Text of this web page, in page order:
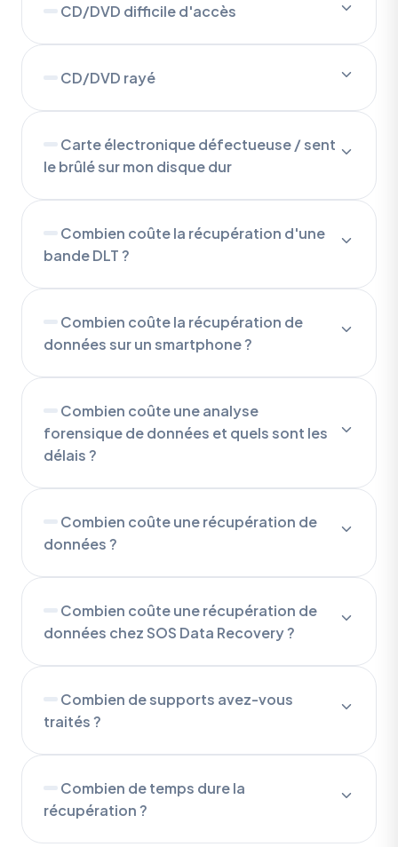
CD/DVD difficile d'accès
CD/DVD rayé
Carte électronique défectueuse / sent
le brûlé sur mon disque dur
Combien coûte la récupération d'une
bande DLT ?
Combien coûte la récupération de
données sur un smartphone ?
Combien coûte une analyse
forensique de données et quels sont les
délais ?
Combien coûte une récupération de
données ?
Combien coûte une récupération de
données chez SOS Data Recovery ?
Combien de supports avez-vous
traités ?
Combien de temps dure la
récupération ?